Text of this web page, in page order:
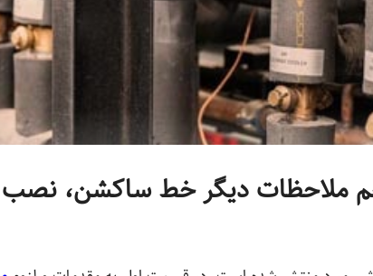
دیگر خط ساکشن، نصب